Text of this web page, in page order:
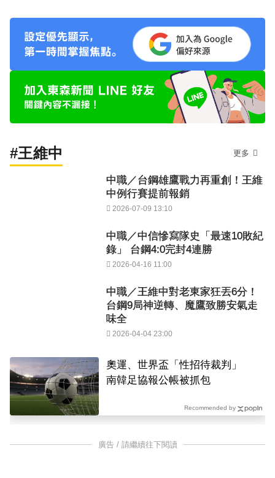
#王維中 更多
中職／台鋼雄鷹戰力再重創！王維
中例行賽提前報銷
2026-07-09 13:10
中職／中信慘寫隊史「最速10敗紀
錄」 台鋼4:0完封4連勝
2026-04-16 11:00
中職／王維中對老東家狂丟6分！
台鋼9局神逆轉、魔鷹致勝安氣走
味全
2026-04-04 23:00
奧運、世界盃「性招待裁判」
南韓足協報公帳被抓包
Recommended by
廣告 / 請繼續往下閱讀